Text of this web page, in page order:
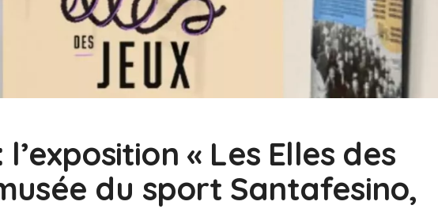
« Les Elles des
du sport Santafesino,